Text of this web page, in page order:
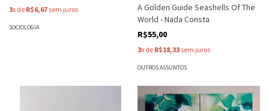
3x de R$6,67 sem juros
SOCIOLOGIA
A Golden Guide Seashells Of The
World - Nada Consta
R$55,00
3x de R$18,33 sem juros
OUTROS ASSUNTOS